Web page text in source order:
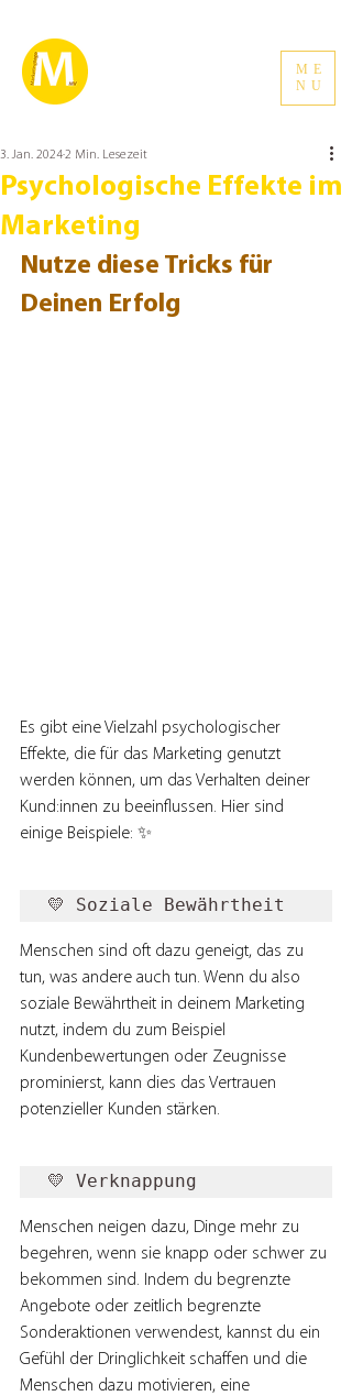
ME
NU
Psychologische Effekte im
Marketing
3. Jan. 20242 Min. Lesezeit
Nutze diese Tricks für
Deinen Erfolg
Es gibt eine Vielzahl psychologischer
Effekte, die für das Marketing genutzt
werden können, um das Verhalten deiner
Kund:innen zu beeinflussen. Hier sind
einige Beispiele: ✨
💛 Soziale Bewährtheit
Menschen sind oft dazu geneigt, das zu
tun, was andere auch tun. Wenn du also
soziale Bewährtheit in deinem Marketing
nutzt, indem du zum Beispiel
Kundenbewertungen oder Zeugnisse
prominierst, kann dies das Vertrauen
potenzieller Kunden stärken.
💛 Verknappung
Menschen neigen dazu, Dinge mehr zu
begehren, wenn sie knapp oder schwer zu
bekommen sind. Indem du begrenzte
Angebote oder zeitlich begrenzte
Sonderaktionen verwendest, kannst du ein
Gefühl der Dringlichkeit schaffen und die
Menschen dazu motivieren, eine